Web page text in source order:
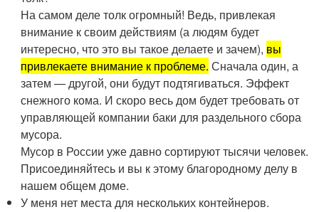
На самом деле толк огромный! Ведь, привлекая
внимание к своим действиям (а людям будет
интересно, что это вы такое делаете и зачем), вы
привлекаете внимание к проблеме. Сначала один, а
затем — другой, они будут подтягиваться. Эффект
снежного кома. И скоро весь дом будет требовать от
управляющей компании баки для раздельного сбора
мусора.
Мусор в России уже давно сортируют тысячи человек.
Присоединяйтесь и вы к этому благородному делу в
нашем общем доме.
У меня нет места для нескольких контейнеров.